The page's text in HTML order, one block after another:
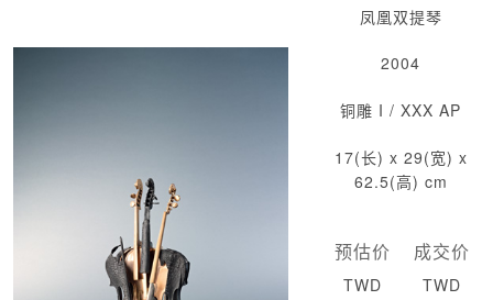
凤凰双提琴
2004
铜雕 I / XXX AP
17(长) x 29(宽) x
62.5(高) cm
预估价
TWD
成交价
TWD